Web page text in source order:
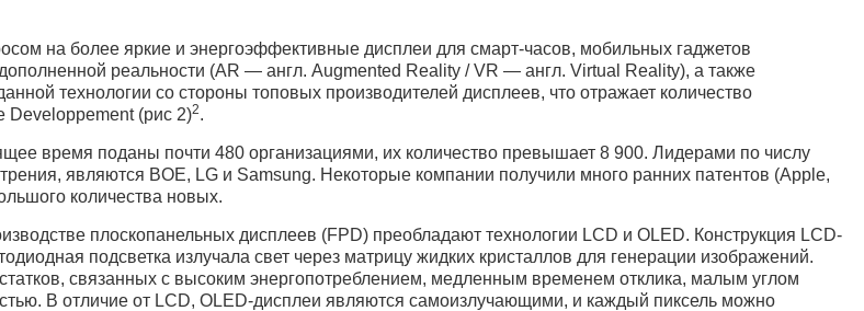
на более яркие и энергоэффективные дисплеи для смарт-часов, мобильных гаджетов
реальности (AR — англ. Augmented Reality / VR — англ. Virtual Reality), а также
технологии со стороны топовых производителей дисплеев, что отражает количество
Developpement (рис 2)2.
время поданы почти 480 организациями, их количество превышает 8 900. Лидерами по числу
являются BOE, LG и Samsung. Некоторые компании получили много ранних патентов (Apple,
количества новых.
плоскопанельных дисплеев (FPD) преобладают технологии LCD и OLED. Конструкция LCD-
подсветка излучала свет через матрицу жидких кристаллов для генерации изображений.
связанных с высоким энергопотреблением, медленным временем отклика, малым углом
В отличие от LCD, OLED-дисплеи являются самоизлучающими, и каждый пиксель можно